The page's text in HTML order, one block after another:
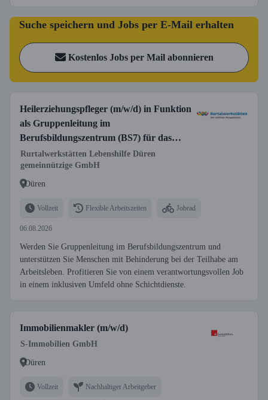
Suche speichern und Jobs per E-Mail erhalten
Kostenlos Jobs per Mail abonnieren
Heilerziehungspfleger (m/w/d) in Funktion
als Gruppenleitung im
Berufsbildungszentrum (BS7) für das
Eingangsverfahren
Rurtalwerkstätten Lebenshilfe Düren
gemeinnützige GmbH
Düren
Vollzeit Flexible Arbeitszeiten Jobrad
06.08.2026
Werden Sie Gruppenleitung im Berufsbildungszentrum und
unterstützen Sie Menschen mit Behinderung bei der Teilhabe am
Arbeitsleben. Profitieren Sie von einem verantwortungsvollen Job
in einem inklusiven Umfeld ohne Schichtdienste.
Immobilienmakler (m/w/d)
S-Immobilien GmbH
Düren
Vollzeit Nachhaltiger Arbeitgeber